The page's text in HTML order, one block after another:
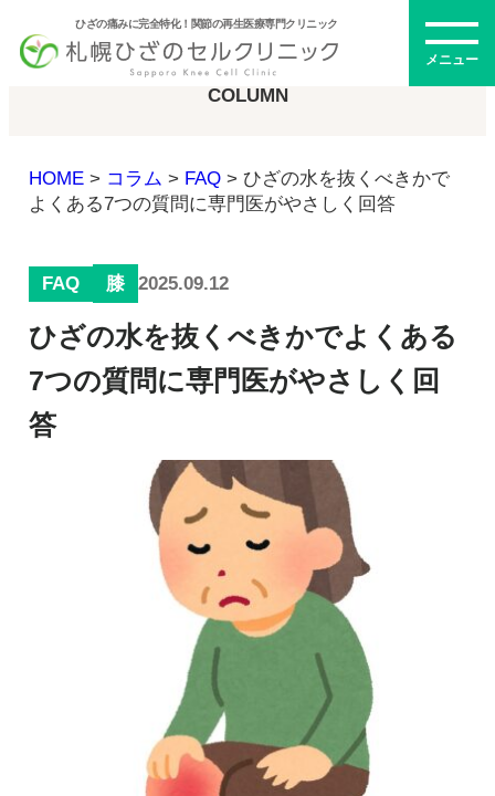
ひざの痛みに完全特化！関節の再生医療専門クリニック
メニュー
初めての方へ
メニュー・料金
ひざの再生医療とは
幹細胞治療
幹細胞培養上清液
慢性疼痛
再生医療とは
ドクター紹介
症例
よくある質問
クリニック紹介
コラム
COLUMN
HOME> コラム > FAQ> ひざの水を抜くべきかで
よくある7つの質問に専門医がやさしく回答
FAQ 膝 2025.09.12
ひざの水を抜くべきかでよくある
7つの質問に専門医がやさしく回
答